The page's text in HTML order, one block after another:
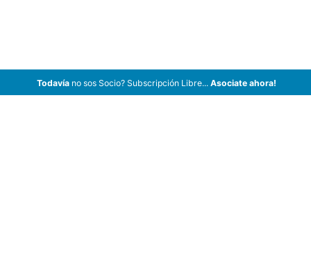
Todavíano sos Socio? Subscripción Libre... Asociate ahora!